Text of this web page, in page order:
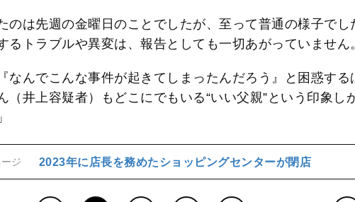
のは先週の金曜日のことでしたが、至って普通の様子でし
るトラブルや異変は、報告としても一切あがっていません
なんでこんな事件が起きてしまったんだろう』と困惑する
（井上容疑者）もどこにでもいる“いい父親”という印象し
ジ 2023年に店長を務めたショッピングセンターが閉店